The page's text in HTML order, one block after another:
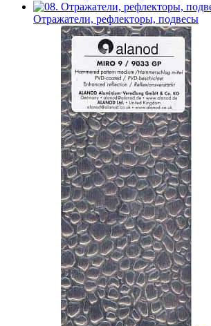
Отражатели, рефлекторы, подвесы